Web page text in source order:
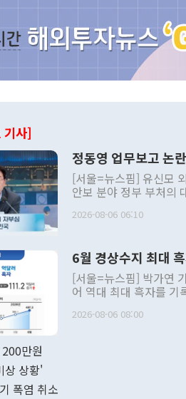
기사]
정동영 업무보고 논란
[서울=뉴스핌] 유신모
안보 분야 정부 부처의
발언 중에는 정부 내 조
주의적 희망에 근거한
관의 대북 정책 관련 발
관 부처 장관이 공개적
관의 무리한 대북 접근
다. [정동영 통일부 장관이 지난달 23일 오후 서울 종로구 정부서울청사에
2026-08-06 06:10
6월 경상수지 최대
[서울=뉴스핌] 박가연
어 역대 최대 흑자를 기
료=한국은행] 한국은행이 6일 발표한 '2026년 6월 국제수지(잠정)'에 따르
2026-08-06 08:00
만원
상 상황'
폭염 취소